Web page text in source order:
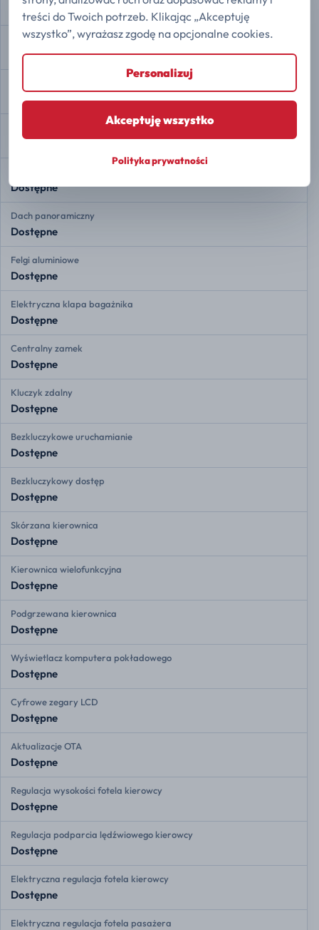
Dostępne
Kamera 360
Dostępne
Dostępne
Dostępne
Dostępne
Dach panoramiczny
Dostępne
Felgi aluminiowe
Dostępne
Elektryczna klapa bagażnika
Dostępne
Centralny zamek
Dostępne
Kluczyk zdalny
Dostępne
Bezkluczykowe uruchamianie
Dostępne
Bezkluczykowy dostęp
Dostępne
Skórzana kierownica
Dostępne
Kierownica wielofunkcyjna
Dostępne
Podgrzewana kierownica
Dostępne
Wyświetlacz komputera pokładowego
Dostępne
Cyfrowe zegary LCD
Dostępne
Aktualizacje OTA
Dostępne
Regulacja wysokości fotela kierowcy
Dostępne
Regulacja podparcia lędźwiowego kierowcy
Dostępne
Elektryczna regulacja fotela kierowcy
Dostępne
Elektryczna regulacja fotela pasażera
treści do Twoich potrzeb. Klikając „Akceptuję
wszystko”, wyrażasz zgodę na opcjonalne cookies.
Personalizuj
Akceptuję wszystko
Polityka prywatności